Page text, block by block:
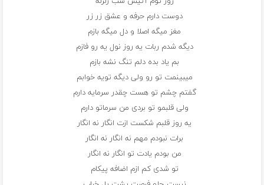
دوست دارم حرفه و عشق زر زر
مغز میگه اصلا و دل میگه بازم
دیگه شدم ربات یه روز نول یه رو فازم
بم یاد بده دلم تنگ نشه بازم
میبینمت تو رو ولی دیگه تویه خوابم
گفتم چشم تو هست چقدر سرمایه دارم
ولی قلبمو تو بردی من سرماتو دارم
یه روز قلبم شکست ازت انگار نه انگار
برات نبودم مهم نه انگار نه انگار
من بودم یادت تو انگار نه انگار
تو شدی کم ازم اضافه پیکام